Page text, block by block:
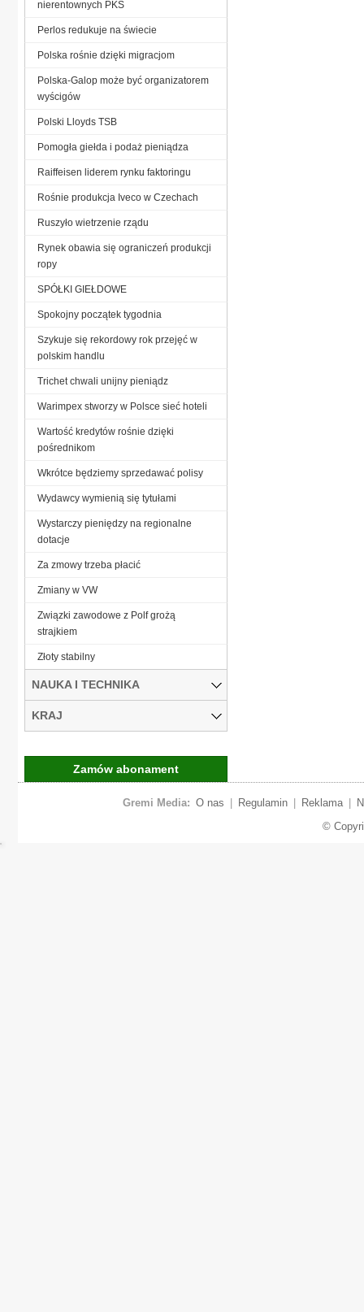
nierentownych PKS
Perlos redukuje na świecie
Polska rośnie dzięki migracjom
Polska-Galop może być organizatorem
wyścigów
Polski Lloyds TSB
Pomogła giełda i podaż pieniądza
Raiffeisen liderem rynku faktoringu
Rośnie produkcja Iveco w Czechach
Ruszyło wietrzenie rządu
Rynek obawia się ograniczeń produkcji
ropy
SPÓŁKI GIEŁDOWE
Spokojny początek tygodnia
Szykuje się rekordowy rok przejęć w
polskim handlu
Trichet chwali unijny pieniądz
Warimpex stworzy w Polsce sieć hoteli
Wartość kredytów rośnie dzięki
pośrednikom
Wkrótce będziemy sprzedawać polisy
Wydawcy wymienią się tytułami
Wystarczy pieniędzy na regionalne
dotacje
Za zmowy trzeba płacić
Zmiany w VW
Związki zawodowe z Polf grożą
strajkiem
Złoty stabilny
NAUKA I TECHNIKA
KRAJ
Zamów abonament
Gremi Media: O nas Regulamin Reklama
©